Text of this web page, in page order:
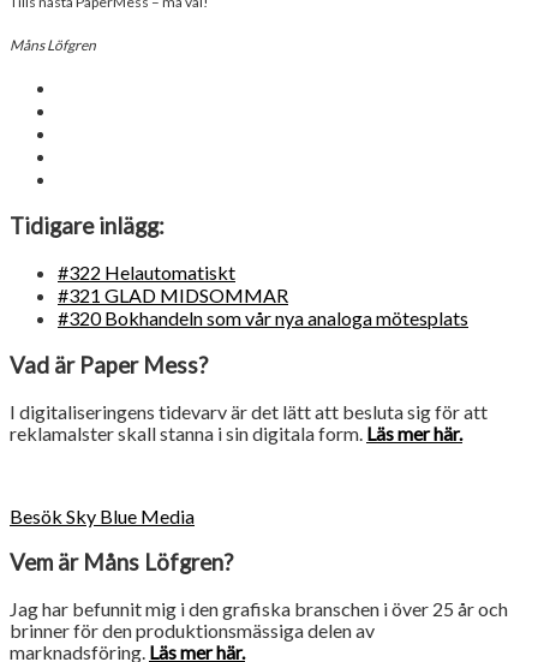
Måns Löfgren
Tidigare inlägg:
#322 Helautomatiskt
#321 GLAD MIDSOMMAR
#320 Bokhandeln som vår nya analoga mötesplats
Vad är Paper Mess?
I digitaliseringens tidevarv är det lätt att besluta sig för att
reklamalster skall stanna i sin digitala form. Läs mer här.
Besök Sky Blue Media
Vem är Måns Löfgren?
Jag har befunnit mig i den grafiska branschen i över 25 år och
brinner för den produktionsmässiga delen av
marknadsföring. Läs mer här.